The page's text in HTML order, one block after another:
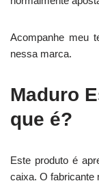
Acompanhe meu
nessa marca.
Maduro
que é?
Este produto é
caixa. O fabricante